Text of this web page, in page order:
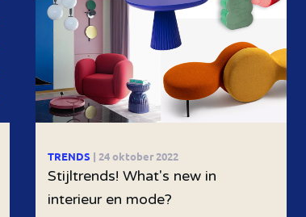
TRENDS | 24 oktober 2022
Stijltrends! What's new in
interieur en mode?